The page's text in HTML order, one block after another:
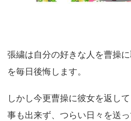
張繍は自分の好きな人を曹操
を毎日後悔します。
しかし今更曹操に彼女を返し
事も出来ず、つらい日々を送っ